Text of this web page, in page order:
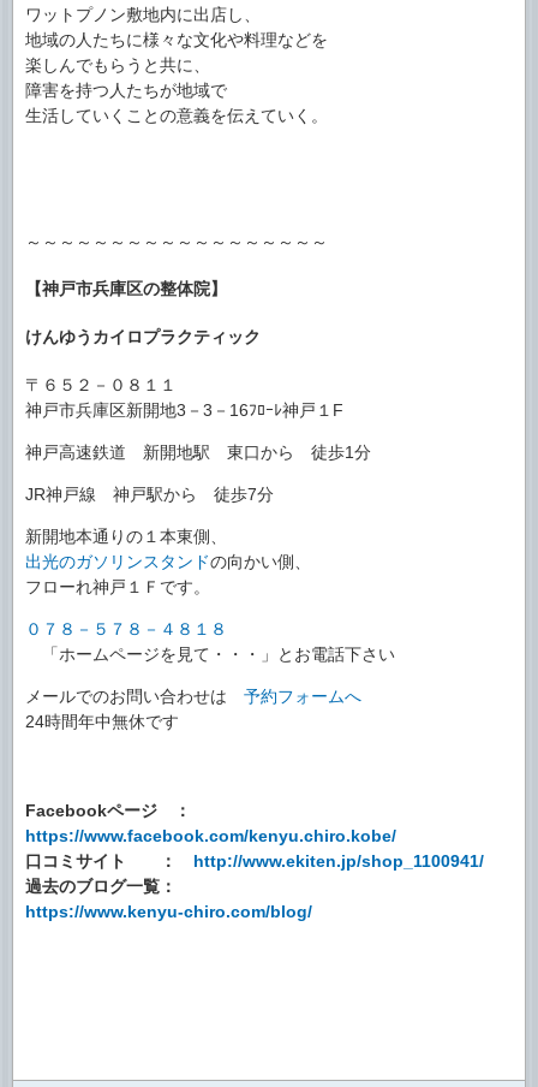
ワットプノン敷地内に出店し、
地域の人たちに様々な文化や料理などを
楽しんでもらうと共に、
障害を持つ人たちが地域で
生活していくことの意義を伝えていく。
～～～～～～～～～～～～～～～～～～
【神戸市兵庫区の整体院】
けんゆうカイロプラクティック
〒６５２－０８１１
神戸市兵庫区新開地3－3－16ﾌﾛｰﾚ神戸１F
神戸高速鉄道 新開地駅 東口から 徒歩1分
JR神戸線 神戸駅から 徒歩7分
新開地本通りの１本東側、
出光のガソリンスタンドの向かい側、
フローれ神戸１Ｆです。
０７８－５７８－４８１８
「ホームページを見て・・・」とお電話下さい
メールでのお問い合わせは 予約フォームへ
24時間年中無休です
Facebookページ ：
https://www.facebook.com/kenyu.chiro.kobe/
口コミサイト ： http://www.ekiten.jp/shop_1100941/
過去のブログ一覧：
https://www.kenyu-chiro.com/blog/